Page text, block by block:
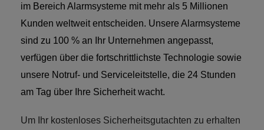
im Bereich Alarmsysteme mit mehr als 5 Millionen
Kunden weltweit entscheiden. Unsere Alarmsysteme
sind zu 100 % an Ihr Unternehmen angepasst,
verfügen über die fortschrittlichste Technologie sowie
unsere Notruf- und Serviceleitstelle, die 24 Stunden
am Tag über Ihre Sicherheit wacht.
Um Ihr kostenloses Sicherheitsgutachten zu erhalten